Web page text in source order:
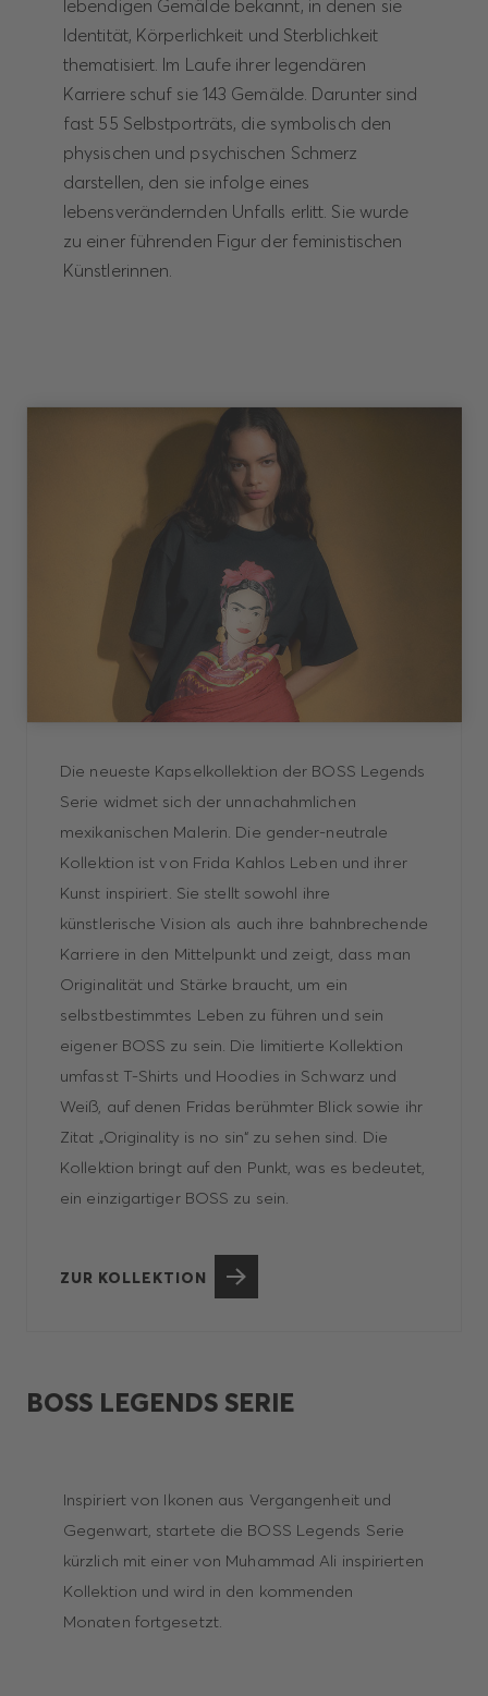
lebendigen Gemälde bekannt, in denen sie
Identität, Körperlichkeit und Sterblichkeit
thematisiert. Im Laufe ihrer legendären
Karriere schuf sie 143 Gemälde. Darunter sind
fast 55 Selbstporträts, die symbolisch den
physischen und psychischen Schmerz
darstellen, den sie infolge eines
lebensverändernden Unfalls erlitt. Sie wurde
zu einer führenden Figur der feministischen
Künstlerinnen.
Die neueste Kapselkollektion der BOSS Legends
Serie widmet sich der unnachahmlichen
mexikanischen Malerin. Die gender-neutrale
Kollektion ist von Frida Kahlos Leben und ihrer
Kunst inspiriert. Sie stellt sowohl ihre
künstlerische Vision als auch ihre bahnbrechende
Karriere in den Mittelpunkt und zeigt, dass man
Originalität und Stärke braucht, um ein
selbstbestimmtes Leben zu führen und sein
eigener BOSS zu sein. Die limitierte Kollektion
umfasst T-Shirts und Hoodies in Schwarz und
Weiß, auf denen Fridas berühmter Blick sowie ihr
Zitat „Originality is no sin“ zu sehen sind. Die
Kollektion bringt auf den Punkt, was es bedeutet,
ein einzigartiger BOSS zu sein.
ZUR KOLLEKTION
BOSS LEGENDS SERIE
Inspiriert von Ikonen aus Vergangenheit und
Gegenwart, startete die BOSS Legends Serie
kürzlich mit einer von Muhammad Ali inspirierten
Kollektion und wird in den kommenden
Monaten fortgesetzt.